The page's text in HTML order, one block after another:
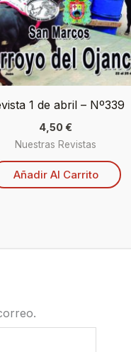
1 de abril – Nº339
4,50€
Nuestras Revistas
Añadir Al Carrito